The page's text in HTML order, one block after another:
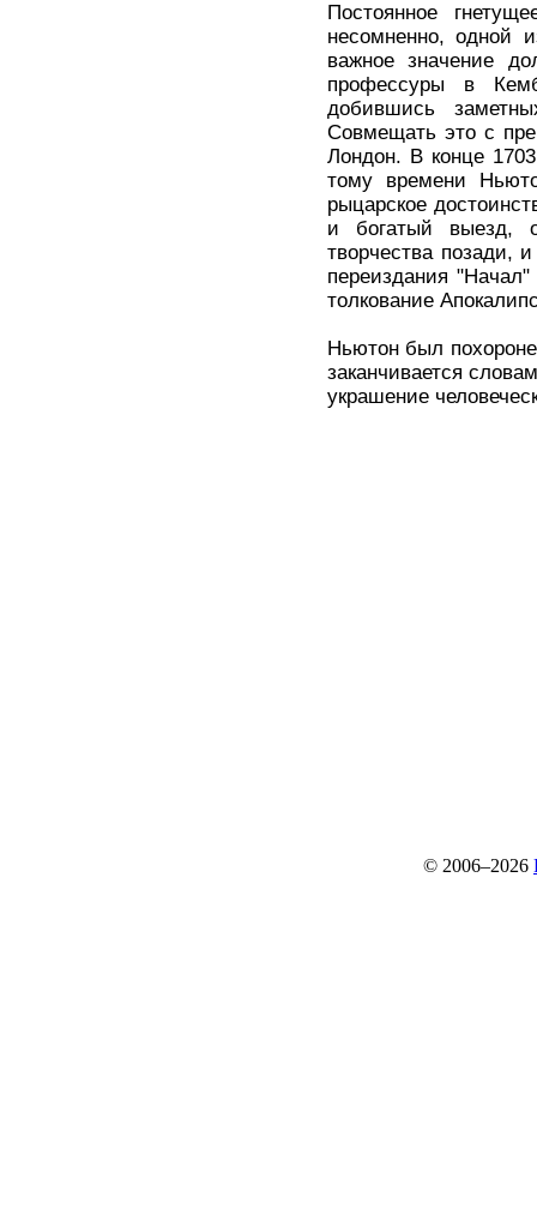
Постоянное
несомненно, одной
важное значение
профессуры в
добившись
Совмещать это с
Лондон. В конце
тому времени
рыцарское
и богатый выезд,
творчества позади,
переиздания
толкование
Ньютон был
заканчивается
украшение
© 2006–2026